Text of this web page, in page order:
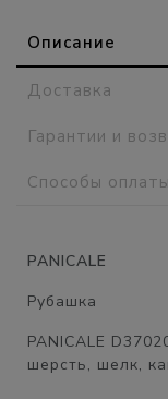
Описание
Доставка
Гарантии и
Способы оплаты
PANICALE
Рубашка
PANICALE
шерсть, шелк,